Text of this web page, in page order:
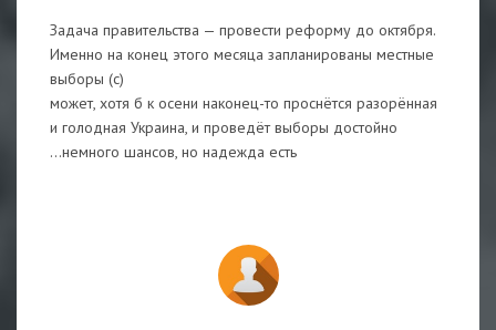
Задача правительства — провести реформу до октября.
Именно на конец этого месяца запланированы местные
выборы (с)
может, хотя б к осени наконец-то проснётся разорённая
и голодная Украина, и проведёт выборы достойно
...немного шансов, но надежда есть